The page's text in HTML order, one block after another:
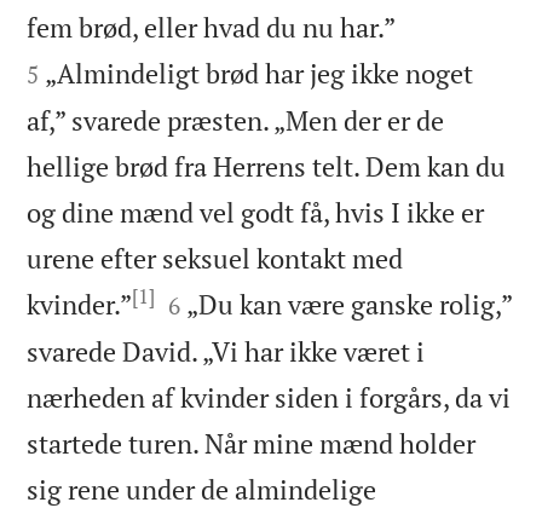
fem brød, eller hvad du nu har.”
5 „Almindeligt brød har jeg ikke noget
af,” svarede præsten. „Men der er de
hellige brød fra Herrens telt. Dem kan du
og dine mænd vel godt få, hvis I ikke er
urene efter seksuel kontakt med
kvinder.”[1] 

6 „Du kan være ganske rolig,”
svarede David. „Vi har ikke været i
nærheden af kvinder siden i forgårs, da vi
startede turen. Når mine mænd holder
sig rene under de almindelige